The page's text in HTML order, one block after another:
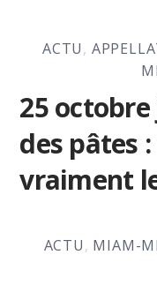
ACTU,
25
des pâtes
vraiment
ACTU, MIAM-